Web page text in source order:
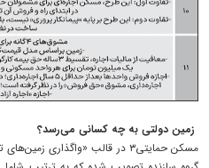
زمین دولتی به چه کسانی می‌رسد؟
مسکن حمایتی۳ در قالب